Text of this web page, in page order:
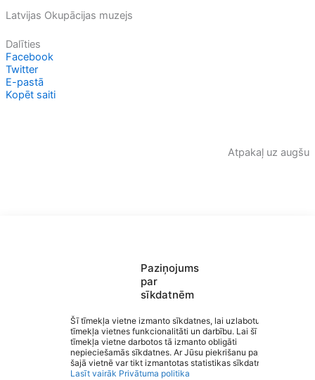
Paziņojums
par
sīkdatnēm
Šī tīmekļa vietne izmanto sīkdatnes, lai uzlabotu
tīmekļa vietnes funkcionalitāti un darbību. Lai šī
tīmekļa vietne darbotos tā izmanto obligāti
nepieciešamās sīkdatnes. Ar Jūsu piekrišanu papildus
šajā vietnē var tikt izmantotas statistikas sīkdatnes.
Lasīt vairāk Privātuma politika
Latvijas Okupācijas muzejs
Dalīties
Facebook
Twitter
E-pastā
Kopēt saiti
Atpakaļ uz augšu
Izglītība Valmieras novadā
Saziņa
Izvēlne
Ātrās saites
Sociālie tīkli